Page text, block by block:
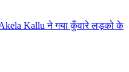
Akela Kallu ने गया कुँवारे लड़को के